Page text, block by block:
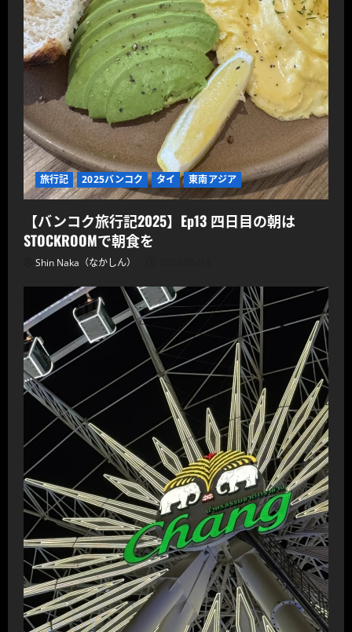
旅行記 2025バンコク タイ 東南アジア
【バンコク旅行記2025】Ep13 四日目の朝は
STOCKROOMで朝食を
Shin Naka（なかしん）